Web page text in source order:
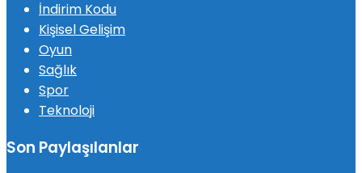
İndirim Kodu
Kişisel Gelişim
Oyun
Sağlık
Spor
Teknoloji
Son Paylaşılanlar